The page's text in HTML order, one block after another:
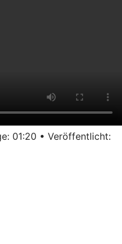
01:20 • Veröffentlicht: